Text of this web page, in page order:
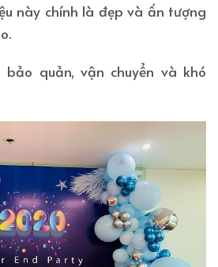
này chính là đẹp và ấn tượng
bảo quản, vận chuyển và khó